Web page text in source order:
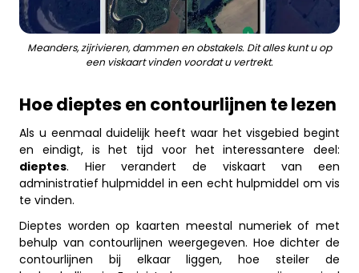
Meanders, zijrivieren, dammen en obstakels. Dit alles kunt u op
een viskaart vinden voordat u vertrekt.
Hoe dieptes en contourlijnen te lezen
Als u eenmaal duidelijk heeft waar het visgebied begint
en eindigt, is het tijd voor het interessantere deel:
dieptes. Hier verandert de viskaart van een
administratief hulpmiddel in een echt hulpmiddel om vis
te vinden.
Dieptes worden op kaarten meestal numeriek of met
behulp van contourlijnen weergegeven. Hoe dichter de
contourlijnen bij elkaar liggen, hoe steiler de